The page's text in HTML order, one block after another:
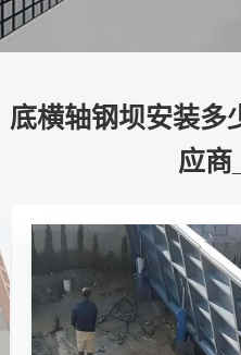
底横轴钢坝安装多
应商